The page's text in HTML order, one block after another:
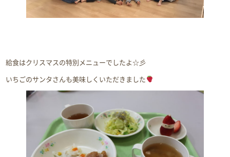
給食はクリスマスの特別メニューでしたよ☆彡
いちごのサンタさんも美味しくいただきました